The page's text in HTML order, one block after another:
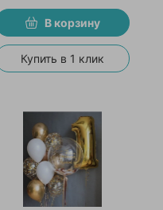
В корзину
Купить в 1 клик